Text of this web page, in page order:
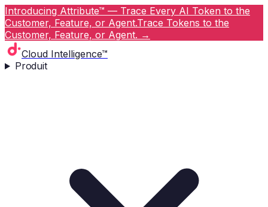
Introducing Attribute™ — Trace Every AI Token to the
Customer, Feature, or Agent.Trace Tokens to the
Customer, Feature, or Agent. →
Cloud Intelligence™
Produit